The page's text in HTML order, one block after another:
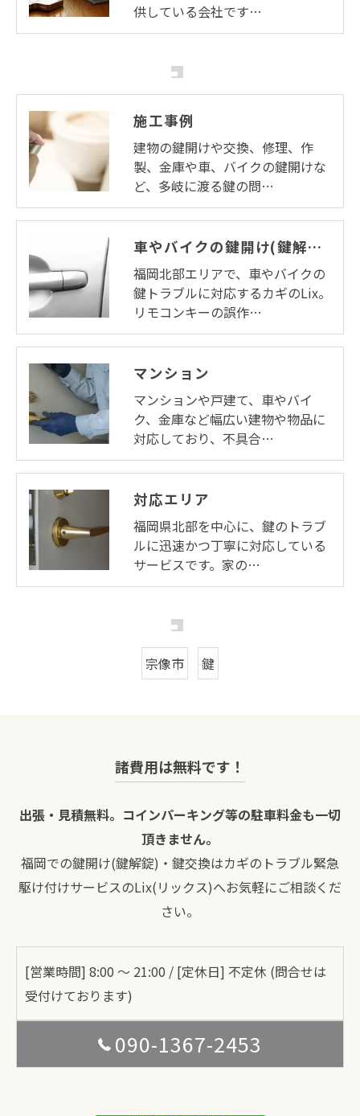
供している会社です…
施工事例
建物の鍵開けや交換、修理、作
製、金庫や車、バイクの鍵開けな
ど、多岐に渡る鍵の問…
車やバイクの鍵開け(鍵解錠)・鍵作製
福岡北部エリアで、車やバイクの
鍵トラブルに対応するカギのLix。
リモコンキーの誤作…
マンション
マンションや戸建て、車やバイ
ク、金庫など幅広い建物や物品に
対応しており、不具合…
対応エリア
福岡県北部を中心に、鍵のトラブ
ルに迅速かつ丁寧に対応している
サービスです。家の…
宗像市 鍵
諸費用は無料です！
出張・見積無料。コインパーキング等の駐車料金も一切
頂きません。
福岡での鍵開け(鍵解錠)・鍵交換はカギのトラブル緊急
駆け付けサービスのLix(リックス)へお気軽にご相談くだ
さい。
[営業時間] 8:00 〜 21:00 / [定休日] 不定休 (問合せは
受付けております)
090-1367-2453